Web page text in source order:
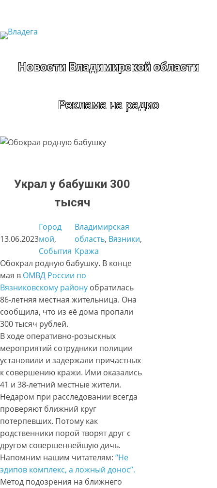
содержимому
Новости Владимирской области
Реклама на радио
Украл у бабушки 300
тысяч
13.06.2023
Город
мой
События
Владимирская
область, Вязники
Кража
Обокрал родную бабушку. В конце
мая в ОМВД России по
Вязниковскому району обратилась
86-летняя местная жительница. Она
сообщила, что из её дома пропали
300 тысяч рублей.
В ходе оперативно-розыскных
мероприятий сотрудники полиции
установили и задержали причастных
к совершению кражи. Ими оказались
41 и 38-летний местные жители.
Недаром при расследовании всегда
проверяют ближний круг
потерпевших. Потому как
родственники порой творят друг с
другом совершеннейшую дичь.
Напомним нашим читателям: “Не
эдипов комплекс, а ложный донос”.
Метод подозрения на ближнего